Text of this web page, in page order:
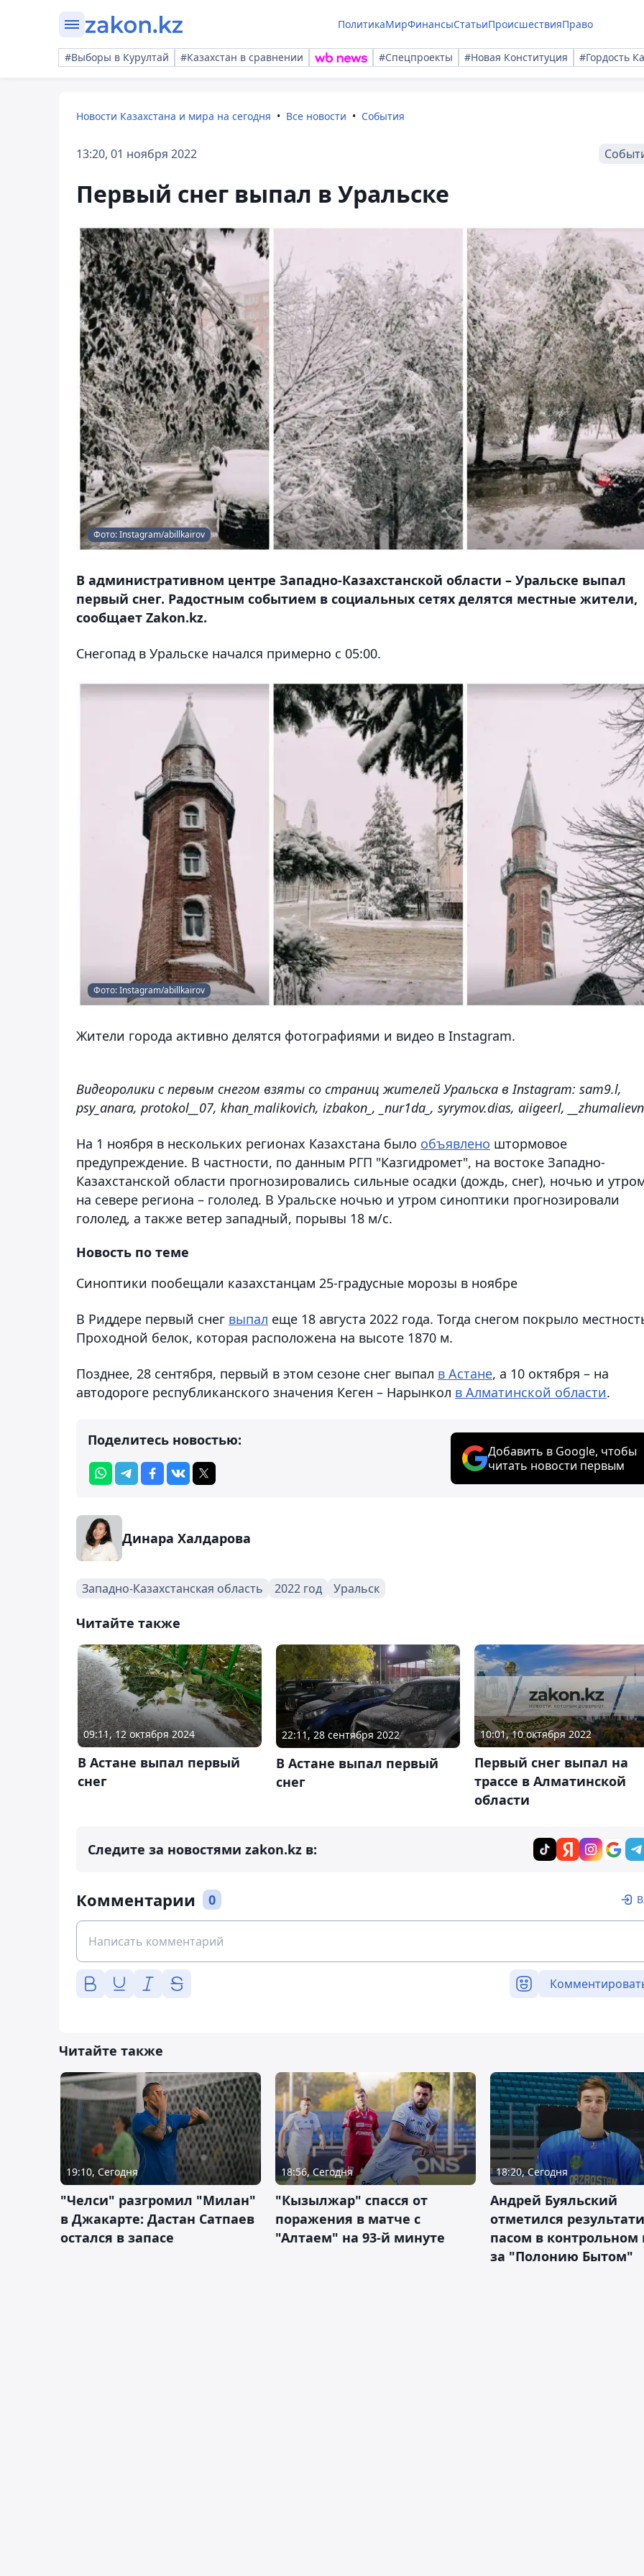
ПолитикаМирФинансыСтатьиПроисшествияПраво
#Выборы в Курултай #Казахстан в сравнении #Спецпроекты #Новая Конституция #Гордость
Новости Казахстана и мира на сегодня Все новости События
13:20, 01 ноября 2022
Первый снег выпал в Уральске
Фото: Instagram/abillkairov
В административном центре Западно-Казахстанской области – Уральске выпал
первый снег. Радостным событием в социальных сетях делятся местные жители,
сообщает Zakon.kz.
Снегопад в Уральске начался примерно с 05:00.
Фото: Instagram/abillkairov
Жители города активно делятся фотографиями и видео в Instagram.
Видеоролики с первым снегом взяты со страниц жителей Уральска в Instagram: sam9.l,
psy_anara, protokol__07, khan_malikovich, izbakon_, _nur1da_, syrymov.dias, aiigeerl,
На 1 ноября в нескольких регионах Казахстана было объявлено штормовое
предупреждение. В частности, по данным РГП "Казгидромет", на востоке Западно-
Казахстанской области прогнозировались сильные осадки (дождь, снег), ночью и
на севере региона – гололед. В Уральске ночью и утром синоптики прогнозировали
гололед, а также ветер западный, порывы 18 м/с.
Новость по теме
Синоптики пообещали казахстанцам 25-градусные морозы в ноябре
В Риддере первый снег выпал еще 18 августа 2022 года. Тогда снегом покрыло
Проходной белок, которая расположена на высоте 1870 м.
Позднее, 28 сентября, первый в этом сезоне снег выпал в Астане, а 10 октября – на
автодороге республиканского значения Кеген – Нарынкол в Алматинской области.
Поделитесь новостью:
Добавить в Google, чтобы
читать новости первым
Динара Халдарова
Западно-Казахстанская область 2022 год Уральск
Читайте также
09:11, 12 октября 2024
В Астане выпал первый
снег
22:11, 28 сентября 2022
В Астане выпал первый
снег
10:01, 10 октября 2022
Первый снег выпал на
трассе в Алматинской
области
Следите за новостями zakon.kz в:
Комментарии 0
Читайте также
19:10, Сегодня
"Челси" разгромил "Милан"
в Джакарте: Дастан Сатпаев
остался в запасе
18:56, Сегодня
"Кызылжар" спасся от
поражения в матче с
"Алтаем" на 93-й минуте
18:20, Сегодня
Андрей Буяльский
отметился
пасом в контрольном
за "Полонию Бытом"